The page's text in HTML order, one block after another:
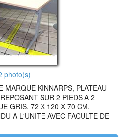
photo(s)
MARQUE KINNARPS, PLATEAU
SUR 2 PIEDS A 2
GRIS. 72 X 120 X 70 CM.
A L'UNITE AVEC FACULTE DE